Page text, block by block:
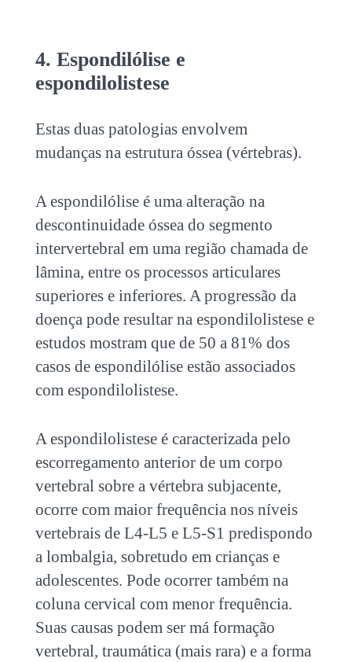
4. Espondilólise e
espondilolistese
Estas duas patologias envolvem
mudanças na estrutura óssea (vértebras).
A espondilólise é uma alteração na
descontinuidade óssea do segmento
intervertebral em uma região chamada de
lâmina, entre os processos articulares
superiores e inferiores. A progressão da
doença pode resultar na espondilolistese e
estudos mostram que de 50 a 81% dos
casos de espondilólise estão associados
com espondilolistese.
A espondilolistese é caracterizada pelo
escorregamento anterior de um corpo
vertebral sobre a vértebra subjacente,
ocorre com maior frequência nos níveis
vertebrais de L4-L5 e L5-S1 predispondo
a lombalgia, sobretudo em crianças e
adolescentes. Pode ocorrer também na
coluna cervical com menor frequência.
Suas causas podem ser má formação
vertebral, traumática (mais rara) e a forma